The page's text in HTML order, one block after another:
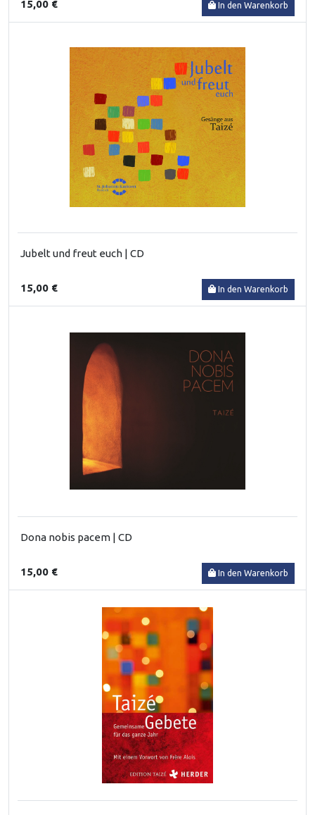
15,00 € In den Warenkorb
Jubelt und freut euch | CD
15,00 € In den Warenkorb
Dona nobis pacem | CD
15,00 € In den Warenkorb